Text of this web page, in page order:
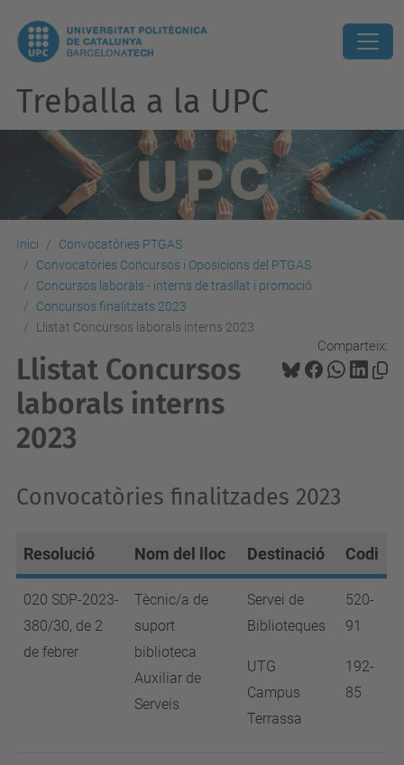
Treballa a la UPC
Inici
Convocatòries PTGAS
Convocatòries Concursos i Oposicions del PTGAS
Concursos laborals - interns de trasllat i promoció
Concursos finalitzats 2023
Llistat Concursos laborals interns 2023
Comparteix:
Llistat Concursos
laborals interns
2023
Convocatòries finalitzades 2023
Resolució Nom del lloc Destinació Codi
020 SDP-2023-
380/30, de 2
de febrer
Tècnic/a de
suport
biblioteca
Auxiliar de
Serveis
Servei de
Biblioteques
UTG
Campus
Terrassa
520-
91
192-
85